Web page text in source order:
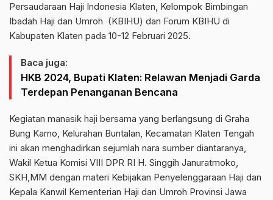
Persaudaraan Haji Indonesia Klaten, Kelompok Bimbingan
Ibadah Haji dan Umroh (KBIHU) dan Forum KBIHU di
Kabupaten Klaten pada 10-12 Februari 2025.
Baca juga:
HKB 2024, Bupati Klaten: Relawan Menjadi Garda
Terdepan Penanganan Bencana
Kegiatan manasik haji bersama yang berlangsung di Graha
Bung Karno, Kelurahan Buntalan, Kecamatan Klaten Tengah
ini akan menghadirkan sejumlah nara sumber diantaranya,
Wakil Ketua Komisi VIII DPR RI H. Singgih Januratmoko,
SKH,MM dengan materi Kebijakan Penyelenggaraan Haji dan
Kepala Kanwil Kementerian Haji dan Umroh Provinsi Jawa